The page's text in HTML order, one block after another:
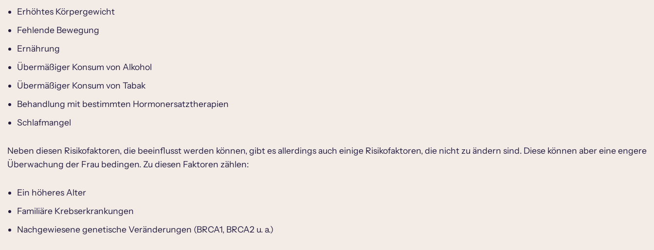
Erhöhtes Körpergewicht
Fehlende Bewegung
Ernährung
Übermäßiger Konsum von Alkohol
Übermäßiger Konsum von Tabak
Behandlung mit bestimmten Hormonersatztherapien
Schlafmangel
Neben diesen Risikofaktoren, die beeinflusst werden können, gibt es allerdings auch einige Risikofaktoren, die nicht zu ändern sind. Diese können aber eine engere
Überwachung der Frau bedingen. Zu diesen Faktoren zählen:
Ein höheres Alter
Familiäre Krebserkrankungen
Nachgewiesene genetische Veränderungen (BRCA1, BRCA2 u. a.)